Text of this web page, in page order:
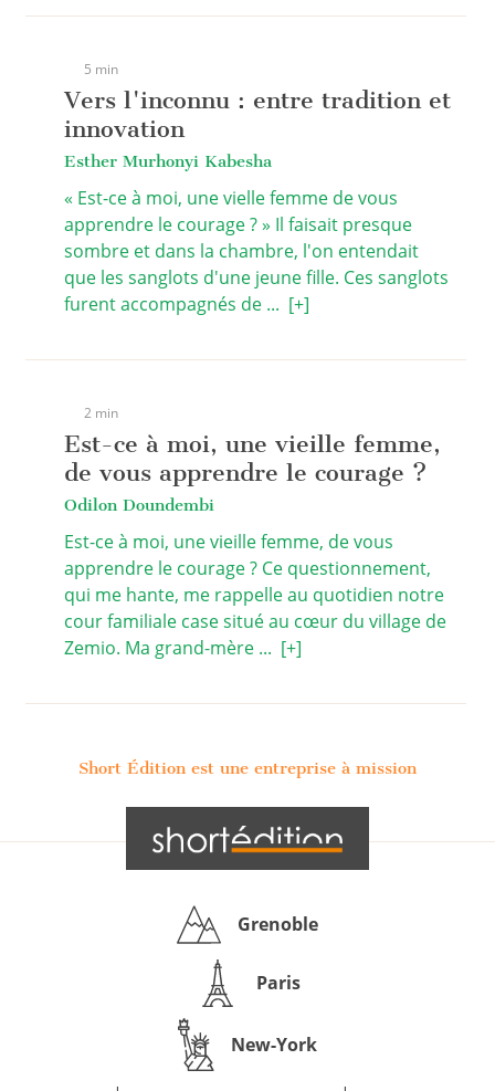
5 min
Vers l'inconnu : entre tradition et
innovation
Esther Murhonyi Kabesha
« Est-ce à moi, une vielle femme de vous
apprendre le courage ? » Il faisait presque
sombre et dans la chambre, l'on entendait
que les sanglots d'une jeune fille. Ces sanglots
furent accompagnés de ... [+]
2 min
Est-ce à moi, une vieille femme,
de vous apprendre le courage ?
Odilon Doundembi
Est-ce à moi, une vieille femme, de vous
apprendre le courage ? Ce questionnement,
qui me hante, me rappelle au quotidien notre
cour familiale case situé au cœur du village de
Zemio. Ma grand-mère ... [+]
Short Édition est une entreprise à mission
Grenoble
Paris
New-York